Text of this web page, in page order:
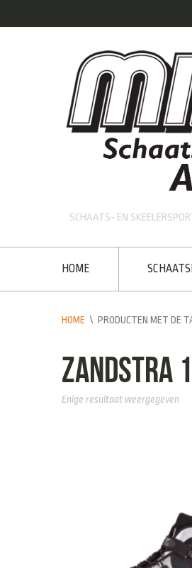
SCHAATS- EN
HOME
HOME \ PRODUCTEN MET DE
Zandstra
Enige resultaat weergegeven